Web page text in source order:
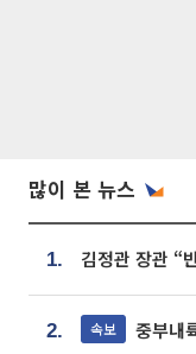
많이 본 뉴스
1.
2. 속보 중부내